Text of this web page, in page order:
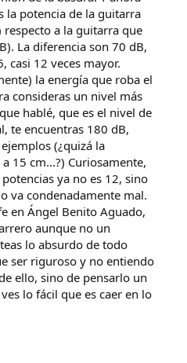
la potencia de la guitarra
a la guitarra que
La diferencia son 70 dB,
casi 12 veces mayor.
la energía que roba el
consideras un nivel más
hablé, que es el nivel de
te encuentras 180 dB,
(¿quizá la
15 cm...?) Curiosamente,
ya no es 12, sino
va condenadamente mal.
en Ángel Benito Aguado,
aunque no un
lo absurdo de todo
ser riguroso y no entiendo
ello, sino de pensarlo un
lo fácil que es caer en lo